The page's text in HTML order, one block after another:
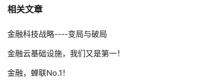
相关文章
金融科技战略----变局与破局
金融云基础设施，我们又是第一！
金融，蝉联No.1！